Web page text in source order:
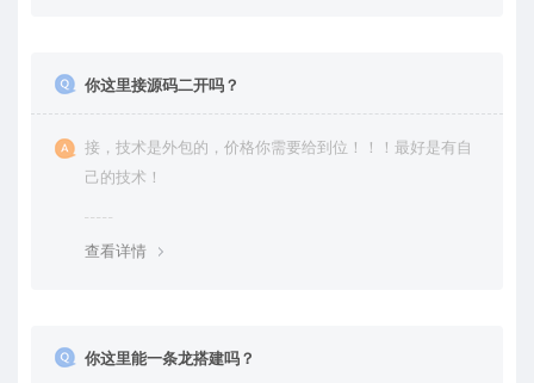
你这里接源码二开吗？
接，技术是外包的，价格你需要给到位！！！最好是有自
己的技术！
查看详情
你这里能一条龙搭建吗？